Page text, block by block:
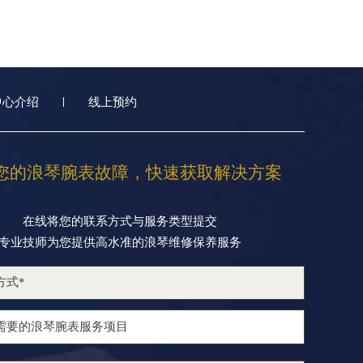
心介绍 线上预约
的浪琴腕表故障，快速获取解决方案
在线将您的联系方式与服务类型提交
业技师为您提供高水准的浪琴维修保养服务